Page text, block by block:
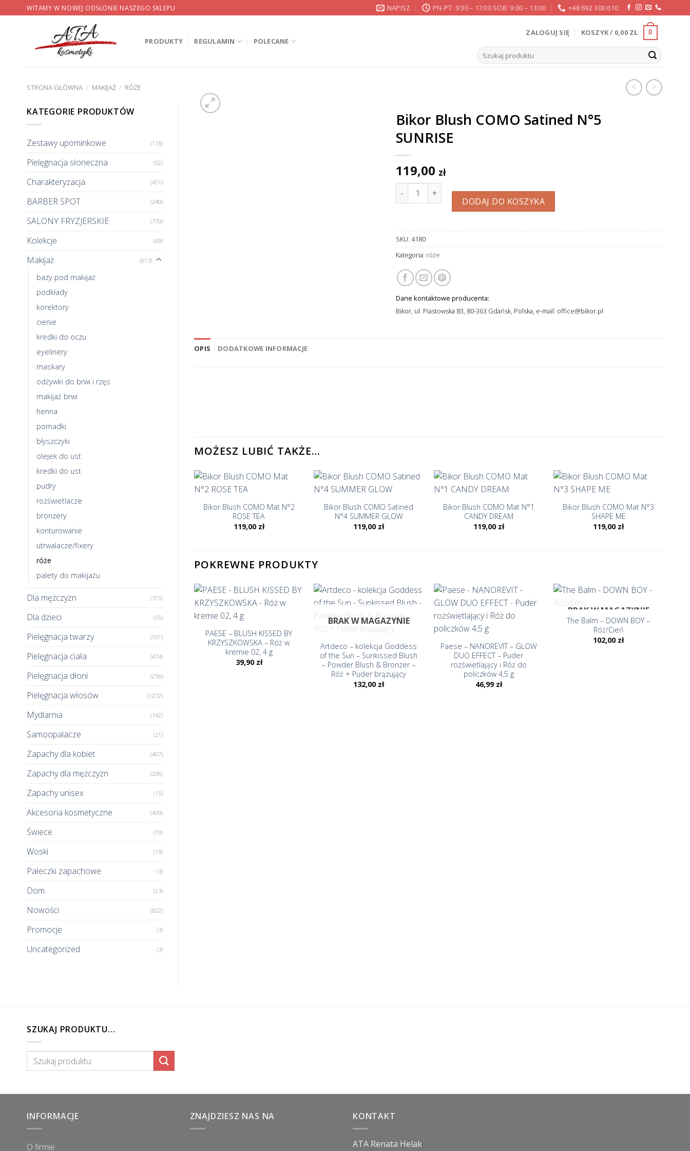
to
WITAMY W NOWEJ ODSŁONIE NASZEGO SKLEPU NAPISZ PN-PT: 9:30 – 17:00 SOB: 9:00 – 13:00 +48 692 300 610
PRODUKTY REGULAMIN POLECANE
ZALOGUJ SIĘ KOSZYK / 0,00 ZŁ 0
Szukaj:
STRONA GŁÓWNA / MAKIJAŻ / RÓŻE
KATEGORIE PRODUKTÓW
Zestawy upominkowe (118)
Pielęgnacja słoneczna (52)
Charakteryzacja (451)
BARBER SPOT (249)
SALONY FRYZJERSKIE (770)
Kolekcje (69)
Makijaż (613)
bazy pod makijaż
podkłady
korektory
cienie
kredki do oczu
eyelinery
maskary
odżywki do brwi i rzęs
makijaż brwi
henna
pomadki
błyszczyki
olejek do ust
kredki do ust
pudry
rozświetlacze
bronzery
konturowanie
utrwalacze/fixery
róże
palety do makijażu
Dla mężczyzn (315)
Dla dzieci (55)
Pielęgnacja twarzy (551)
Pielęgnacja ciała (474)
Pielęgnacja dłoni (256)
Pielęgnacja włosów (1272)
Mydlarnia (142)
Samoopalacze (21)
Zapachy dla kobiet (407)
Zapachy dla mężczyzn (206)
Zapachy unisex (15)
Akcesoria kosmetyczne (409)
Świece (19)
Woski (19)
Pałeczki zapachowe (3)
Dom (23)
Nowości (622)
Promocje (3)
Uncategorized (3)
Bikor Blush COMO Satined N°5
SUNRISE
119,00 zł
ilość Bikor Blush COMO Satined N°5 SUNRISE
DODAJ DO KOSZYKA
SKU:4180
Kategoria: róże
Dane kontaktowe producenta:
Bikor, ul. Piastowska 83, 80-363 Gdańsk, Polska, e-mail: office@bikor.pl
OPIS DODATKOWE INFORMACJE
MOŻESZ LUBIĆ TAKŻE…
+
Bikor Blush COMO Mat N°2
ROSE TEA
119,00 zł
+
Bikor Blush COMO Satined
N°4 SUMMER GLOW
119,00 zł
+
Bikor Blush COMO Mat N°1
CANDY DREAM
119,00 zł
+
Bikor Blush COMO Mat N°3
SHAPE ME
119,00 zł
POKREWNE PRODUKTY
PAESE – BLUSH KISSED BY
KRZYSZKOWSKA – Róż w
kremie 02, 4 g
39,90 zł
+BRAK W MAGAZYNIE
Artdeco – kolekcja Goddess
of the Sun – Sunkissed Blush
– Powder Blush & Bronzer –
Róż + Puder brązujący
132,00 zł
+
Paese – NANOREVIT – GLOW
DUO EFFECT – Puder
rozświetlający i Róż do
policzków 4,5 g
46,99 zł
BRAK W MAGAZYNIE
The Balm – DOWN BOY –
Róż/Cień
102,00 zł
GLOW –
do policzków 4
Artdeco – BLUSHER – Róż
SZUKAJ PRODUKTU…
Szukaj:
INFORMACJE
O firmie
ZNAJDZIESZ NAS NA KONTAKT
ATA Renata Helak